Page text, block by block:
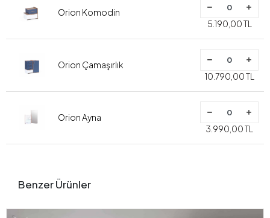
Orion Komodin
5.190,00 TL
Orion Çamaşırlık
10.790,00 TL
Orion Ayna
3.990,00 TL
Benzer Ürünler